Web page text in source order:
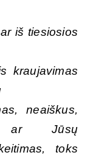
iš tiesiosios
kraujavimas
neaiškus,
ar Jūsų
toks